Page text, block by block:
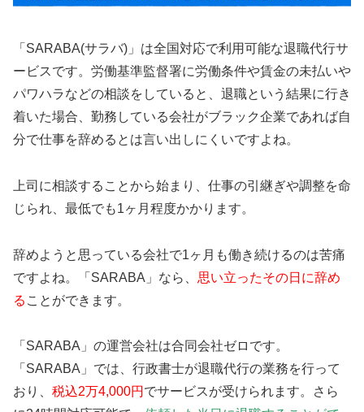
「SARABA(サラバ)」は全国対応で利用可能な退職代行サ
ービスです。労働基準監督署に労働条件や賃金の未払いや
パワハラなどの相談をしていると、退職という結果に行き
着いた場合、勤務している会社がブラック企業であれば自
分で仕事を辞めるとは言い出しにくいですよね。
上司に相談することから始まり、仕事の引継ぎや調整を命
じられ、最低でも1ヶ月程度かかります。
辞めようと思っている会社で1ヶ月も働き続けるのは苦痛
ですよね。「SARABA」なら、 思い立ったその日に辞め
る ことができます。
「SARABA」の運営会社は合同会社ゼロです。
「SARABA」では、行政書士が退職代行の業務を行って
おり、 税込2万4,000円 でサービスが受けられます。さら